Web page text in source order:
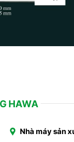
HAWA
Nhà máy sản